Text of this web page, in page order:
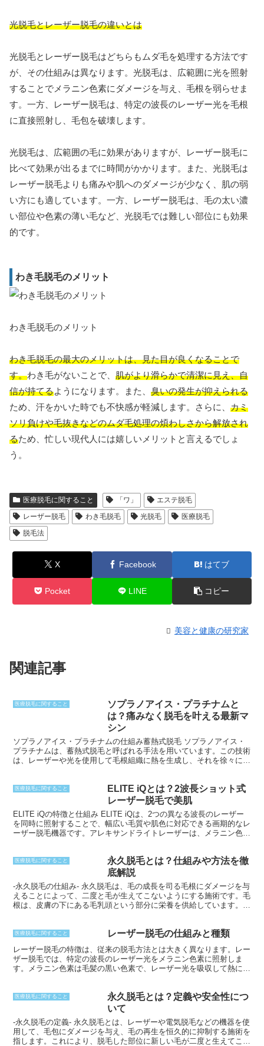
光脱毛とレーザー脱毛の違いとは
光脱毛とレーザー脱毛はどちらもムダ毛を処理する方法です
が、その仕組みは異なります。光脱毛は、広範囲に光を照射
することでメラニン色素にダメージを与え、毛根を弱らせま
す。一方、レーザー脱毛は、特定の波長のレーザー光を毛根
に直接照射し、毛包を破壊します。
光脱毛は、広範囲の毛に効果がありますが、レーザー脱毛に
比べて効果が出るまでに時間がかかります。また、光脱毛は
レーザー脱毛よりも痛みや肌へのダメージが少なく、肌の弱
い方にも適しています。一方、レーザー脱毛は、毛の太い濃
い部位や色素の薄い毛など、光脱毛では難しい部位にも効果
的です。
わき毛脱毛のメリット
わき毛脱毛のメリット
わき毛脱毛の最大のメリットは、見た目が良くなることで
す。わき毛がないことで、 肌がより滑らかで清潔に見え、自
信が持てるようになります。また、 臭いの発生が抑えられる
ため、汗をかいた時でも不快感が軽減します。さらに、 カミ
ソリ負けや毛抜きなどのムダ毛処理の煩わしさから解放され
るため、忙しい現代人には嬉しいメリットと言えるでしょ
う。
医療脱毛に関すること 「ワ」
エステ脱毛
レーザー脱毛
わき毛脱毛 光脱毛
医療脱毛
脱毛法
X Facebook はてブ
Pocket LINE コピー
美容と健康の研究家
関連記事
医療脱毛に関すること
ソプラノアイス・プラチナムと
は？痛みなく脱毛を叶える最新マ
シン
ソプラノアイス・プラチナムの仕組み蓄熱式脱毛 ソプラノアイス・
プラチナムは、蓄熱式脱毛と呼ばれる手法を用いています。この技術
は、レーザーや光を使用して毛根組織に熱を生成し、それを徐々に破
を破壊します。 蓄熱式脱毛は、従来のレーザー脱毛よりも低出力で
ゆっくりと熱を発生させるため、痛みや不快感を大幅に軽減できま
す。また、さまざまな毛色や肌色に対応しており、効果的に脱毛する
ことが可能です。
医療脱毛に関すること
ELITE iQとは？2波長ショット式
レーザー脱毛で美肌
ELITE iQの特徴と仕組み ELITE iQは、2つの異なる波長のレーザー
を同時に照射することで、幅広い毛質や肌色に対応できる画期的なレ
ーザー脱毛機器です。アレキサンドライトレーザーは、メラニン色素
す。2波長同時照射により、幅広い毛質や肌色の方が効率的に脱毛で
きます。さらに、ELITE iQは冷却システムを搭載しており、照射時
の痛みや肌への負担を最小限に抑えます。
医療脱毛に関すること
永久脱毛とは？仕組みや方法を徹
底解説
-永久脱毛の仕組み- 永久脱毛は、毛の成長を司る毛根にダメージを与
えることによって、二度と毛が生えてこないようにする施術です。毛
根は、皮膚の下にある毛乳頭という部分に栄養を供給しています。永
り、成長と発毛を停止します。 永久脱毛には、レーザー脱毛、電気
法で、異なるエネルギー源やアプローチが用いられています。レーザ
ー脱毛はレーザー光を利用し、ニードル脱毛は電極針を毛根に直接挿
入して行われます。電気脱毛は、電気エネルギーを利用して毛根を破
医療脱毛に関すること レーザー脱毛の仕組みと種類
レーザー脱毛の特徴は、従来の脱毛方法とは大きく異なります。レー
ザー脱毛では、特定の波長のレーザー光をメラニン色素に照射しま
す。メラニン色素は毛髪の黒い色素で、レーザー光を吸収して熱に変
特徴を有しています。
医療脱毛に関すること
永久脱毛とは？定義や安全性につ
いて
-永久脱毛の定義- 永久脱毛とは、レーザーや電気脱毛などの機器を使
用して、毛包にダメージを与え、毛の再生を恒久的に抑制する施術を
指します。これにより、脱毛した部位に新しい毛が二度と生えてこな